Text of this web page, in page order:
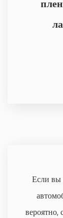
Если вы
вероятно,